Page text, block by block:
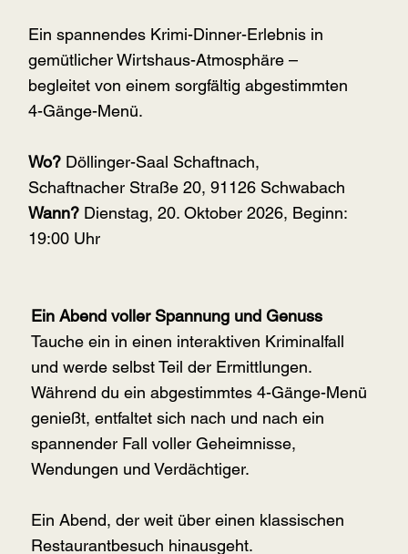
Ein spannendes Krimi-Dinner-Erlebnis in
gemütlicher Wirtshaus-Atmosphäre –
begleitet von einem sorgfältig abgestimmten
4-Gänge-Menü.
Wo? Döllinger-Saal Schaftnach,
Schaftnacher Straße 20, 91126 Schwabach
Wann? Dienstag, 20. Oktober 2026, Beginn:
19:00 Uhr
Ein Abend voller Spannung und Genuss
Tauche ein in einen interaktiven Kriminalfall
und werde selbst Teil der Ermittlungen.
Während du ein abgestimmtes 4-Gänge-Menü
genießt, entfaltet sich nach und nach ein
spannender Fall voller Geheimnisse,
Wendungen und Verdächtiger.
Ein Abend, der weit über einen klassischen
Restaurantbesuch hinausgeht.